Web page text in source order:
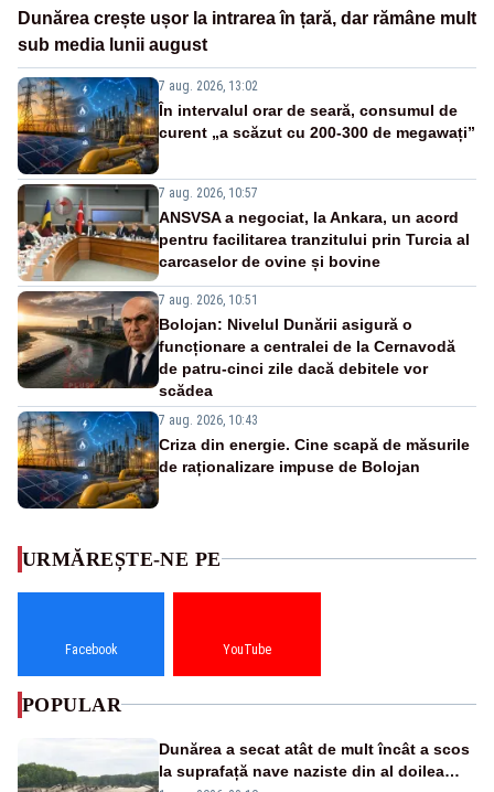
Dunărea crește ușor la intrarea în țară, dar rămâne mult
sub media lunii august
7 aug. 2026, 13:02
În intervalul orar de seară, consumul de
curent „a scăzut cu 200-300 de megawați”
7 aug. 2026, 10:57
ANSVSA a negociat, la Ankara, un acord
pentru facilitarea tranzitului prin Turcia al
carcaselor de ovine și bovine
7 aug. 2026, 10:51
Bolojan: Nivelul Dunării asigură o
funcționare a centralei de la Cernavodă
de patru-cinci zile dacă debitele vor
scădea
7 aug. 2026, 10:43
Criza din energie. Cine scapă de măsurile
de raționalizare impuse de Bolojan
URMĂREȘTE-NE PE
Facebook YouTube
POPULAR
Dunărea a secat atât de mult încât a scos
la suprafață nave naziste din al doilea